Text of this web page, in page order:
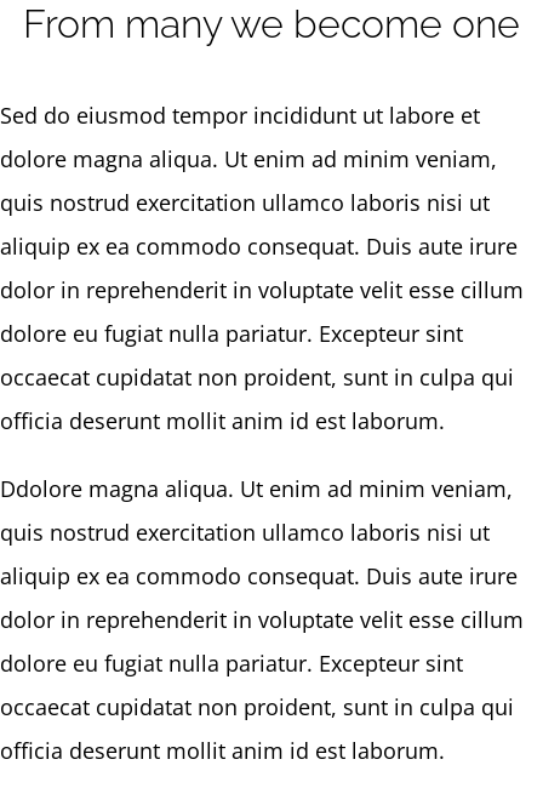
From many we become one
Sed do eiusmod tempor incididunt ut labore et
dolore magna aliqua. Ut enim ad minim veniam,
quis nostrud exercitation ullamco laboris nisi ut
aliquip ex ea commodo consequat. Duis aute irure
dolor in reprehenderit in voluptate velit esse cillum
dolore eu fugiat nulla pariatur. Excepteur sint
occaecat cupidatat non proident, sunt in culpa qui
officia deserunt mollit anim id est laborum.
Ddolore magna aliqua. Ut enim ad minim veniam,
quis nostrud exercitation ullamco laboris nisi ut
aliquip ex ea commodo consequat. Duis aute irure
dolor in reprehenderit in voluptate velit esse cillum
dolore eu fugiat nulla pariatur. Excepteur sint
occaecat cupidatat non proident, sunt in culpa qui
officia deserunt mollit anim id est laborum.